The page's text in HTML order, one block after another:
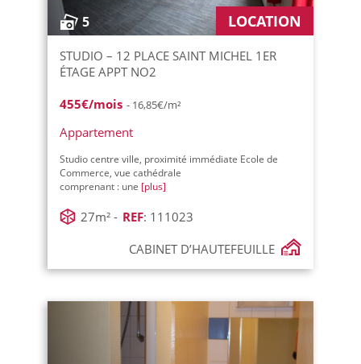
5 LOCATION
STUDIO – 12 PLACE SAINT MICHEL 1ER
ÉTAGE APPT NO2
455€/mois - 16,85€/m²
Appartement
Studio centre ville, proximité immédiate Ecole de
Commerce, vue cathédrale
comprenant : une [plus]
27m² - REF: 111023
CABINET D’HAUTEFEUILLE